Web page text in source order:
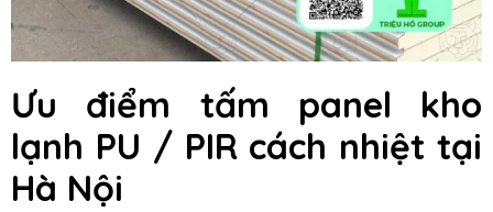
Ưu điểm tấm panel kho
lạnh PU / PIR cách nhiệt tại
Hà Nội